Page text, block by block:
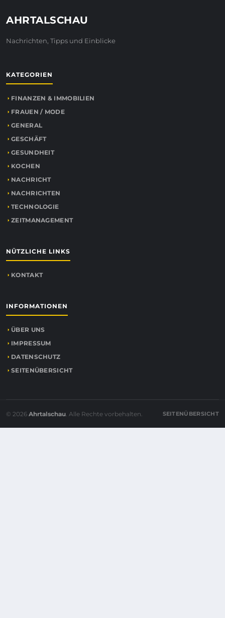
AHRTALSCHAU
Nachrichten, Tipps und Einblicke
KATEGORIEN
FINANZEN & IMMOBILIEN
FRAUEN / MODE
GENERAL
GESCHÄFT
GESUNDHEIT
KOCHEN
NACHRICHT
NACHRICHTEN
TECHNOLOGIE
ZEITMANAGEMENT
NÜTZLICHE LINKS
KONTAKT
INFORMATIONEN
ÜBER UNS
IMPRESSUM
DATENSCHUTZ
SEITENÜBERSICHT
© 2026 Ahrtalschau. Alle Rechte vorbehalten. SEITENÜBERSICHT